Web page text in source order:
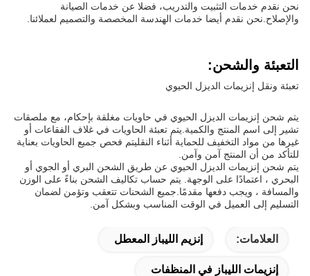
نحن نقدم خدمات التثبيت والتدريب، فضلا عن خدمات الصيانة
والإصلاح.نحن نقدم أيضا خدمات الهندسة المخصصة والتصميم لعملائنا.
التعبئة والشحن:
تعبئة ونقل إنزيمات الديزل الحيوي
يتم شحن إنزيمات الديزل الحيوي في حاويات مغلقة بإحكام، مع ملصقات
تشير إلى اسم المنتج والكمية.يتم تعبئة الحاويات في غلاف الفقاعات أو
غيرها من مواد التخفيف للحماية أثناء النقليتم فحص جميع الحاويات بعناية
للتأكد من أن المنتج آمن وآمن.
يتم شحن إنزيمات الديزل الحيوي عن طريق الشحن البري أو الجوي أو
البحري ، اعتمادًا على الوجهة. يتم حساب تكاليف الشحن بناءً على الوزن
والمسافة ، ويجب دفعها مقدمًا.جميع الشحنات تتعقب وتؤمن لضمان
التسليم إلى العميل في الوقت المناسب وبشكل آمن.
العلامات: إنزيم الليباز المعطل
إنزيمات الليباز في المنظفات